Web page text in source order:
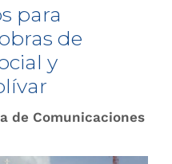
para
de
y
de Comunicaciones